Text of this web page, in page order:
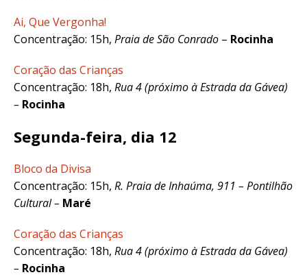
Ai, Que Vergonha!
Concentração: 15h, Praia de São Conrado – Rocinha
Coração das Crianças
Concentração: 18h, Rua 4 (próximo à Estrada da Gávea)
– Rocinha
Segunda-feira, dia 12
Bloco da Divisa
Concentração: 15h, R. Praia de Inhaúma, 911 – Pontilhão
Cultural – Maré
Coração das Crianças
Concentração: 18h, Rua 4 (próximo à Estrada da Gávea)
– Rocinha